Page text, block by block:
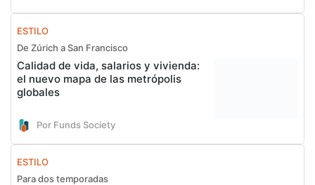
ESTILO
De Zúrich a San Francisco
Calidad de vida, salarios y vivienda:
el nuevo mapa de las metrópolis
globales
Por Funds Society
ESTILO
Para dos temporadas